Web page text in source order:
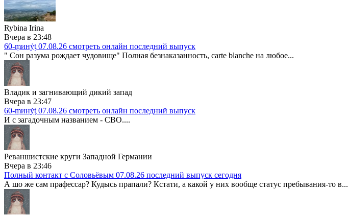
Rybina Irina
Вчера в 23:48
60-ṃинẏƫ 07.08.26 смотреть онлайн последний выпуск
" Сон разума рождает чудовище" Полная безнаказанность, carte blanche на любое...
Владик и загнивающий дикий запад
Вчера в 23:47
60-ṃинẏƫ 07.08.26 смотреть онлайн последний выпуск
И с загадочным названием - СВО....
Реваншистские круги Западной Германии
Вчера в 23:46
Полный контакт с Соловьёвым 07.08.26 последний выпуск сегодня
А шо же сам прафессар? Кудысь прапали? Кстати, а какой у них вообще статус пребывания-то в...